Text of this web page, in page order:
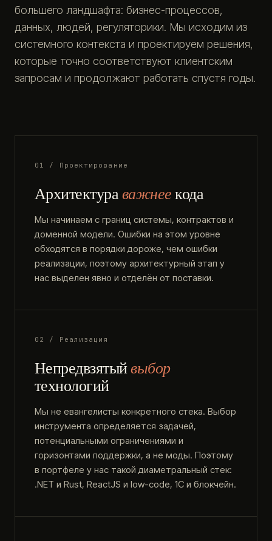
большего ландшафта: бизнес-процессов,
данных, людей, регуляторики. Мы исходим из
системного контекста и проектируем решения,
которые точно соответствуют клиентским
запросам и продолжают работать спустя годы.
01 / Проектирование
Архитектураважнеекода
Мы начинаем с границ системы, контрактов и
доменной модели. Ошибки на этом уровне
обходятся в порядки дороже, чем ошибки
реализации, поэтому архитектурный этап у
нас выделен явно и отделён от поставки.
02 / Реализация
Непредвзятыйвыбор
технологий
Мы не евангелисты конкретного стека. Выбор
инструмента определяется задачей,
потенциальными ограничениями и
горизонтами поддержки, а не моды. Поэтому
в портфеле у нас такой диаметральный стек:
.NET и Rust, ReactJS и low-code, 1С и блокчейн.